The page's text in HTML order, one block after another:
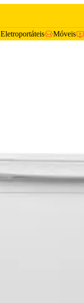
Eletroportáteis Móveis